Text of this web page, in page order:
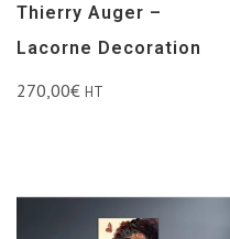
Thierry Auger –
Lacorne Decoration
270,00€ HT